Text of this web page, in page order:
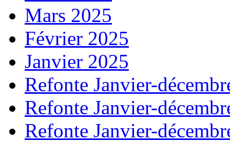
Mars 2025
Février 2025
Janvier 2025
Refonte Janvier-
Refonte Janvier-
Refonte Janvier-